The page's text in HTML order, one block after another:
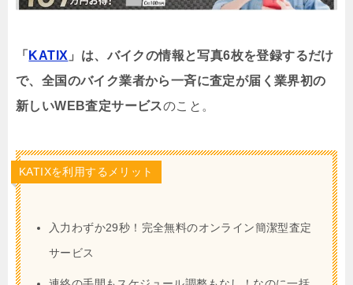
「 KATIX 」は、バイクの情報と写真6枚を登録するだけ
で、全国のバイク業者から一斉に査定が届く業界初の
新しいWEB査定サービスのこと。
KATIXを利用するメリット
入力わずか29秒！完全無料のオンライン簡潔型査定
サービス